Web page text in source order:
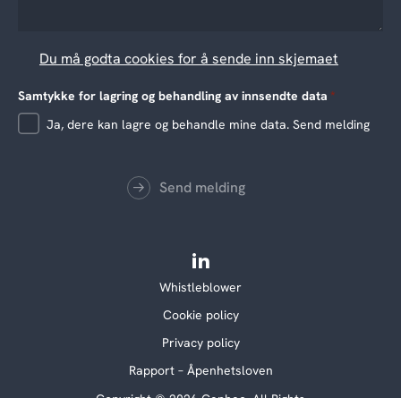
Du må godta cookies for å sende inn skjemaet
Samtykke for lagring og behandling av innsendte data *
Ja, dere kan lagre og behandle mine data. Send melding
Send melding
Whistleblower
Cookie policy
Privacy policy
Rapport – Åpenhetsloven